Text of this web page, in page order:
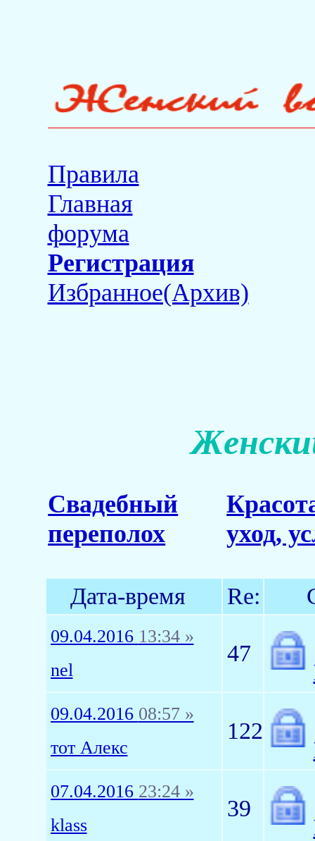
Правила
Главная
форума
Регистрация
Избранное(Архив)
Свадебный
переполох
уход,
Дата-время Re:
09.04.2016 13:34 »
nel
47
09.04.2016 08:57 »
тот Алекс
122
07.04.2016 23:24 »
klass
39